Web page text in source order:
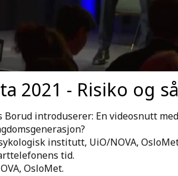
2021 - Risiko og
Borud introduserer: En videosnutt
institutt, UiO/NOVA,
tid.
OsloMet.